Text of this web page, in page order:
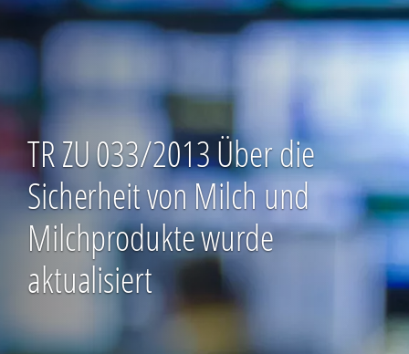
TR ZU 033/2013 Über die
Sicherheit von Milch und
Milchprodukte wurde
aktualisiert